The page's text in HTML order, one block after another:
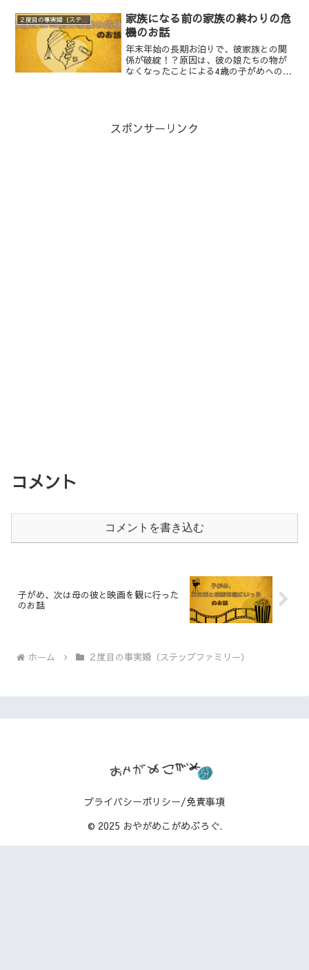
末に扱う姿には無関心……。そんな彼へ
の違和感と、埋められない価値観のズレ
を綴った失敗体験談です。
家族になる前の家族の終わりの危
機のお話
年末年始の長期お泊りで、彼家族との関
係が破綻！？原因は、彼の娘たちの物が
なくなったことによる4歳の子がめへの不
スポンサーリンク
コメント
コメントを書き込む
子がめ、次は母の彼と映画を観に行った
のお話
ホーム ２度目の事実婚（ステップファミリー）
プライバシーポリシー/免責事項
© 2025 おやがめこがめぶろぐ.